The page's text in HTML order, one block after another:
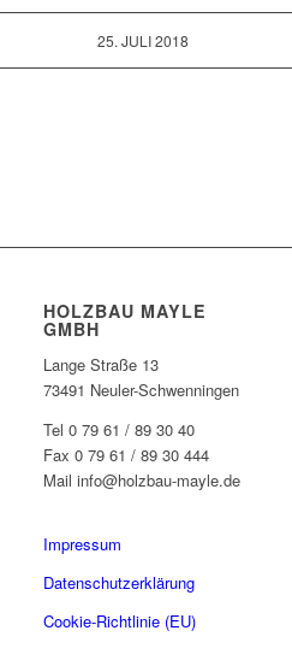
25. JULI 2018
HOLZBAU MAYLE
GMBH
Lange Straße 13
73491 Neuler-Schwenningen
Tel 0 79 61 / 89 30 40
Fax 0 79 61 / 89 30 444
Mail info@holzbau-mayle.de
Impressum
Datenschutzerklärung
Cookie-Richtlinie (EU)